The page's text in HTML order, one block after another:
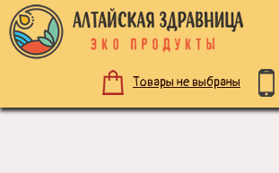
ПО НАЗНАЧЕНИЮ
Товары не выбраны